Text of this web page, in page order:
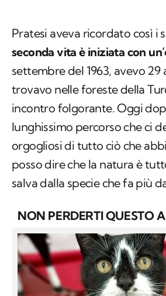
Pratesi aveva ricordato così i
seconda vita è iniziata con
settembre del 1963, avevo 29
trovavo nelle foreste della
incontro folgorante. Oggi
lunghissimo percorso che ci
orgogliosi di tutto ciò che
posso dire che la natura è
salva dalla specie che fa più
NON PERDERTI QUESTO